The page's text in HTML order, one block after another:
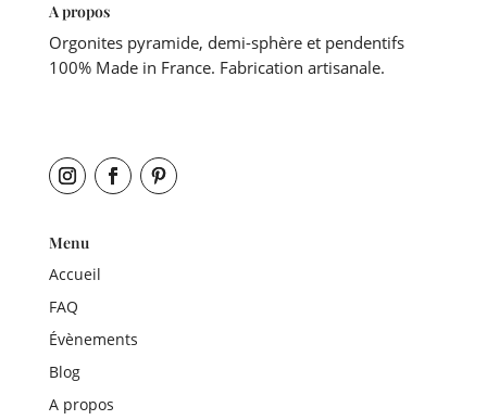
A propos
Orgonites pyramide, demi-sphère et pendentifs
100% Made in France. Fabrication artisanale.
Menu
Accueil
FAQ
Évènements
Blog
A propos